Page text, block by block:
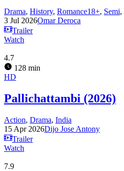
Drama, History, Romance18+, Semi,
3 Jul 2026Omar Deroca
Trailer
Watch
4.7
128 min
HD
Pallichattambi (2026)
Action, Drama, India
15 Apr 2026Dijo Jose Antony
Trailer
Watch
7.9